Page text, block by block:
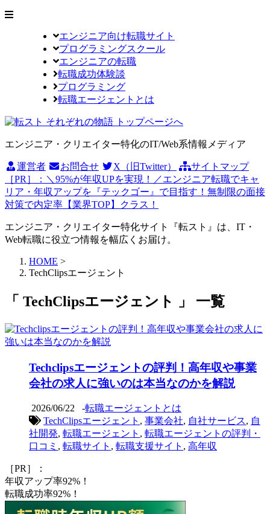
エンジニア向け転職サイト
プログラミングスクール
エンジニアの転職
転職成功体験談
プログラミング
転職エージェントとは
エンジニア・クリエイター特化のIT/Web系情報メディア
運営者 お問合せ X（旧Twitter）
サイトマップ
［PR］：＼95%が年収UPを実現！／エンジニア転職でキャ
リア・年収アップを『テックゴー』で目指す！無制限の面接
対策で内定率【業界TOP】クラス！
エンジニア・クリエイター特化サイト『転スト』は、IT・
Web転職に役立つ情報を幅広くお届け。
HOME >
TechClipsエージェント
「 TechClipsエージェント 」 一覧
Techclipsエージェントの評判！高年収や事業
会社の求人に強いのは本当なのかを解説
2026/06/22 -転職エージェントとは
TechClipsエージェント , 事業会社, 自社サービス, 自
社開発, 転職エージェント , 転職エージェントの評判・
口コミ , 転職サイト , 転職支援サイト , 高年収
［PR］：
年収アップ率92%！
転職成功率92%！